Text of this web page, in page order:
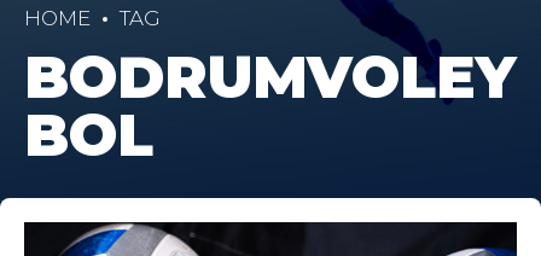
HOME TAG
BODRUMVOLEY
BOL